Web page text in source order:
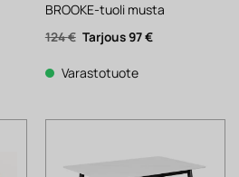
BROOKE-tuoli musta
124€ Alkuperäinen
hinta
124 €.
97€Nykyinen
Varastotuote